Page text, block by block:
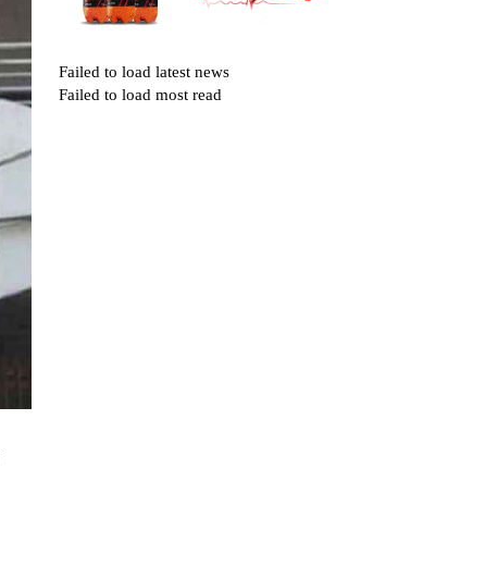
Failed to load latest news
Failed to load most read